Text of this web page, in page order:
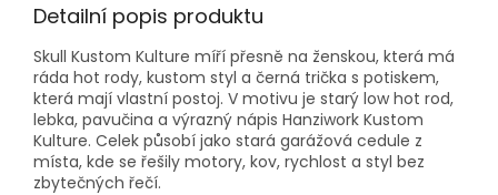
Detailní popis produktu
Skull Kustom Kulture míří přesně na ženskou, která má
ráda hot rody, kustom styl a černá trička s potiskem,
která mají vlastní postoj. V motivu je starý low hot rod,
lebka, pavučina a výrazný nápis Hanziwork Kustom
Kulture. Celek působí jako stará garážová cedule z
místa, kde se řešily motory, kov, rychlost a styl bez
zbytečných řečí.